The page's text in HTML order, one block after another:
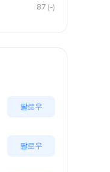
87 (-)
팔로우
팔로우